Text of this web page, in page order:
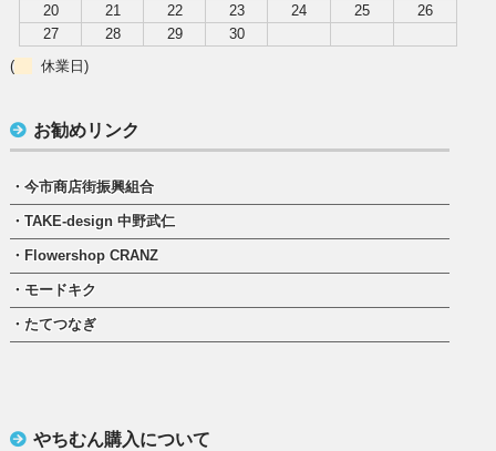
20
21 22 23 24 25
26
27
28 29
30
(
休業日)
お勧めリンク
・今市商店街振興組合
・TAKE-design 中野武仁
・Flowershop CRANZ
・モードキク
・たてつなぎ
やちむん購入について